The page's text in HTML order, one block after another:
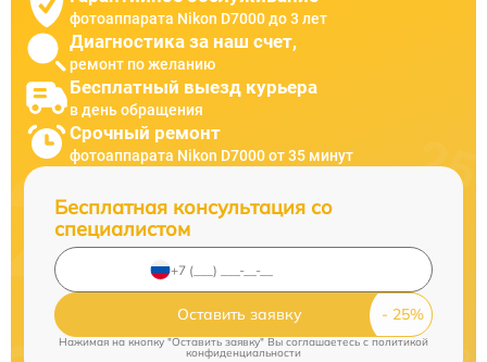
фотоаппарата Nikon D7000 до 3 лет
Диагностика за наш счет,
ремонт по желанию
Бесплатный выезд курьера
в день обращения
Срочный ремонт
фотоаппарата Nikon D7000 от 35 минут
Бесплатная консультация со
специалистом
Оставить заявку
Нажимая на кнопку "Оставить заявку" Вы соглашаетесь cполитикой
конфиденциальности